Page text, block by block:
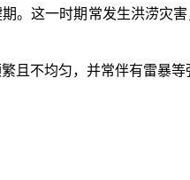
这一时期常发生洪涝灾害
不均匀，并常伴有雷暴等